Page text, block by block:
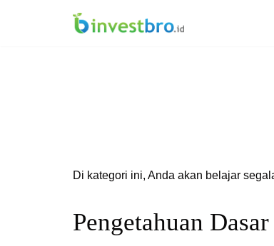
Di kategori ini, Anda akan belajar
Pengetahuan Dasar